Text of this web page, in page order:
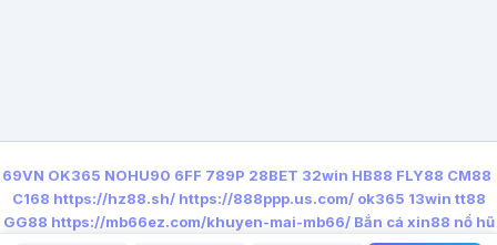
69VN OK365 NOHU90 6FF 789P 28BET 32win HB88 FLY88 CM88
C168 https://hz88.sh/ https://888ppp.us.com/ ok365 13win tt88
GG88 https://mb66ez.com/khuyen-mai-mb66/ Bắn cá xin88 nổ hũ